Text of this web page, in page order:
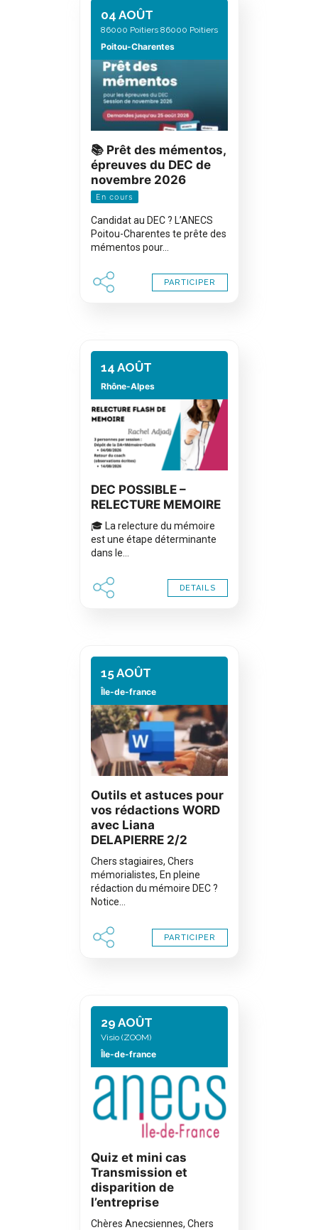
04 AOÛT
86000 Poitiers 86000 Poitiers
Poitou-Charentes
📚 Prêt des mémentos,
épreuves du DEC de
novembre 2026
En cours
Candidat au DEC ? L’ANECS
Poitou-Charentes te prête des
mémentos pour…
PARTICIPER
14 AOÛT
Rhône-Alpes
DEC POSSIBLE –
RELECTURE MEMOIRE
🎓 La relecture du mémoire
est une étape déterminante
dans le…
DETAILS
15 AOÛT
Île-de-france
Outils et astuces pour
vos rédactions WORD
avec Liana
DELAPIERRE 2/2
Chers stagiaires, Chers
mémorialistes, En pleine
rédaction du mémoire DEC ?
Notice…
PARTICIPER
29 AOÛT
Visio (ZOOM)
Île-de-france
Quiz et mini cas
Transmission et
disparition de
l’entreprise
Chères Anecsiennes, Chers